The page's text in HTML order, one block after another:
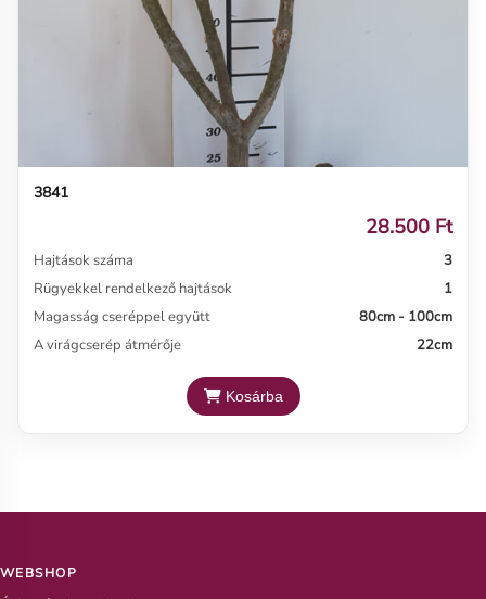
3841
28.500 Ft
Hajtások száma
3
Rügyekkel rendelkező hajtások
1
Magasság cseréppel együtt
80cm - 100cm
A virágcserép átmérője
22cm
Kosárba
WEBSHOP